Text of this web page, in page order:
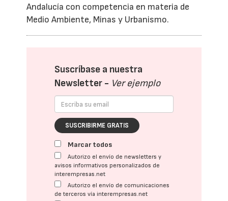
Andalucía con competencia en materia de
Medio Ambiente, Minas y Urbanismo.
Suscríbase a nuestra
Newsletter - Ver ejemplo
SUSCRIBIRME GRATIS
Marcar todos
Autorizo el envío de newsletters y
avisos informativos personalizados de
interempresas.net
Autorizo el envío de comunicaciones
de terceros vía interempresas.net